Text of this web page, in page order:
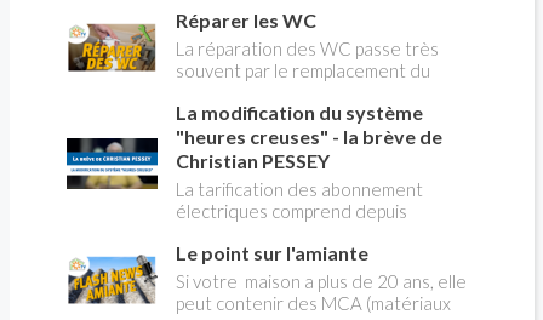
Réparer les WC
La réparation des WC passe très
souvent par le remplacement du
expliquer
La modification du système
"heures creuses" - la brève de
Christian PESSEY
La tarification des abonnement
électriques comprend depuis
pleines, heures creuses. Aujourd'hui
Christian PESSEY vous explique tout
ce qu'il faut savoir sur la nouvelle
Le point sur l'amiante
Si votre maison a plus de 20 ans, elle
peut contenir des MCA (matériaux